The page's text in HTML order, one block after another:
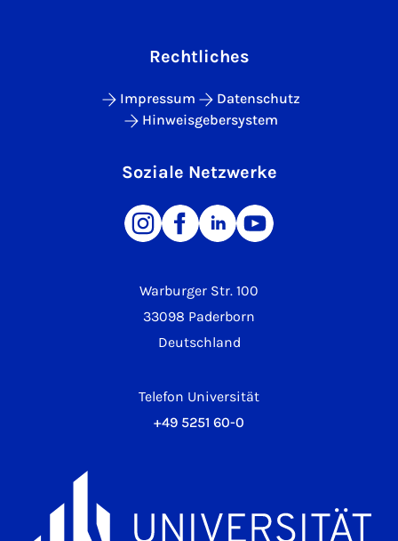
Warburger Str. 100
33098 Paderborn
Deutschland
Telefon Universität
+49 5251 60-0
Rechtliches
Impressum
Datenschutz
Hinweisgebersystem
Soziale Netzwerke